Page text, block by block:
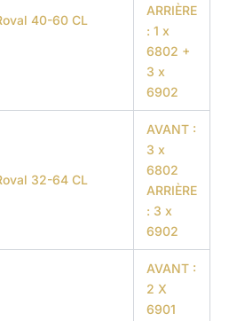
40-60 CL
ARRIÈRE
: 1 x
6802 +
3 x
6902
32-64 CL
AVANT :
3 x
6802
ARRIÈRE
: 3 x
6902
AVANT :
2 X
6901